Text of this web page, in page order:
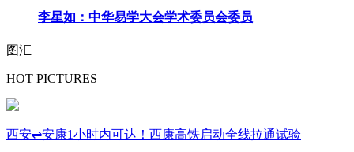
李星如：中华易学大会学术委员会委员
图汇
HOT PICTURES
西安⇌安康1小时内可达！西康高铁启动全线拉通试验